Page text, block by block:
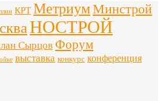
КРТ МетриумМинстрой
НОСТРОЙ
СырцовФорум
выставка конкурс конференция